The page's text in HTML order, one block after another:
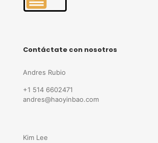
Contáctate con nosotros
Andres Rubio
+1 514 6602471
andres@haoyinbao.com
Kim Lee